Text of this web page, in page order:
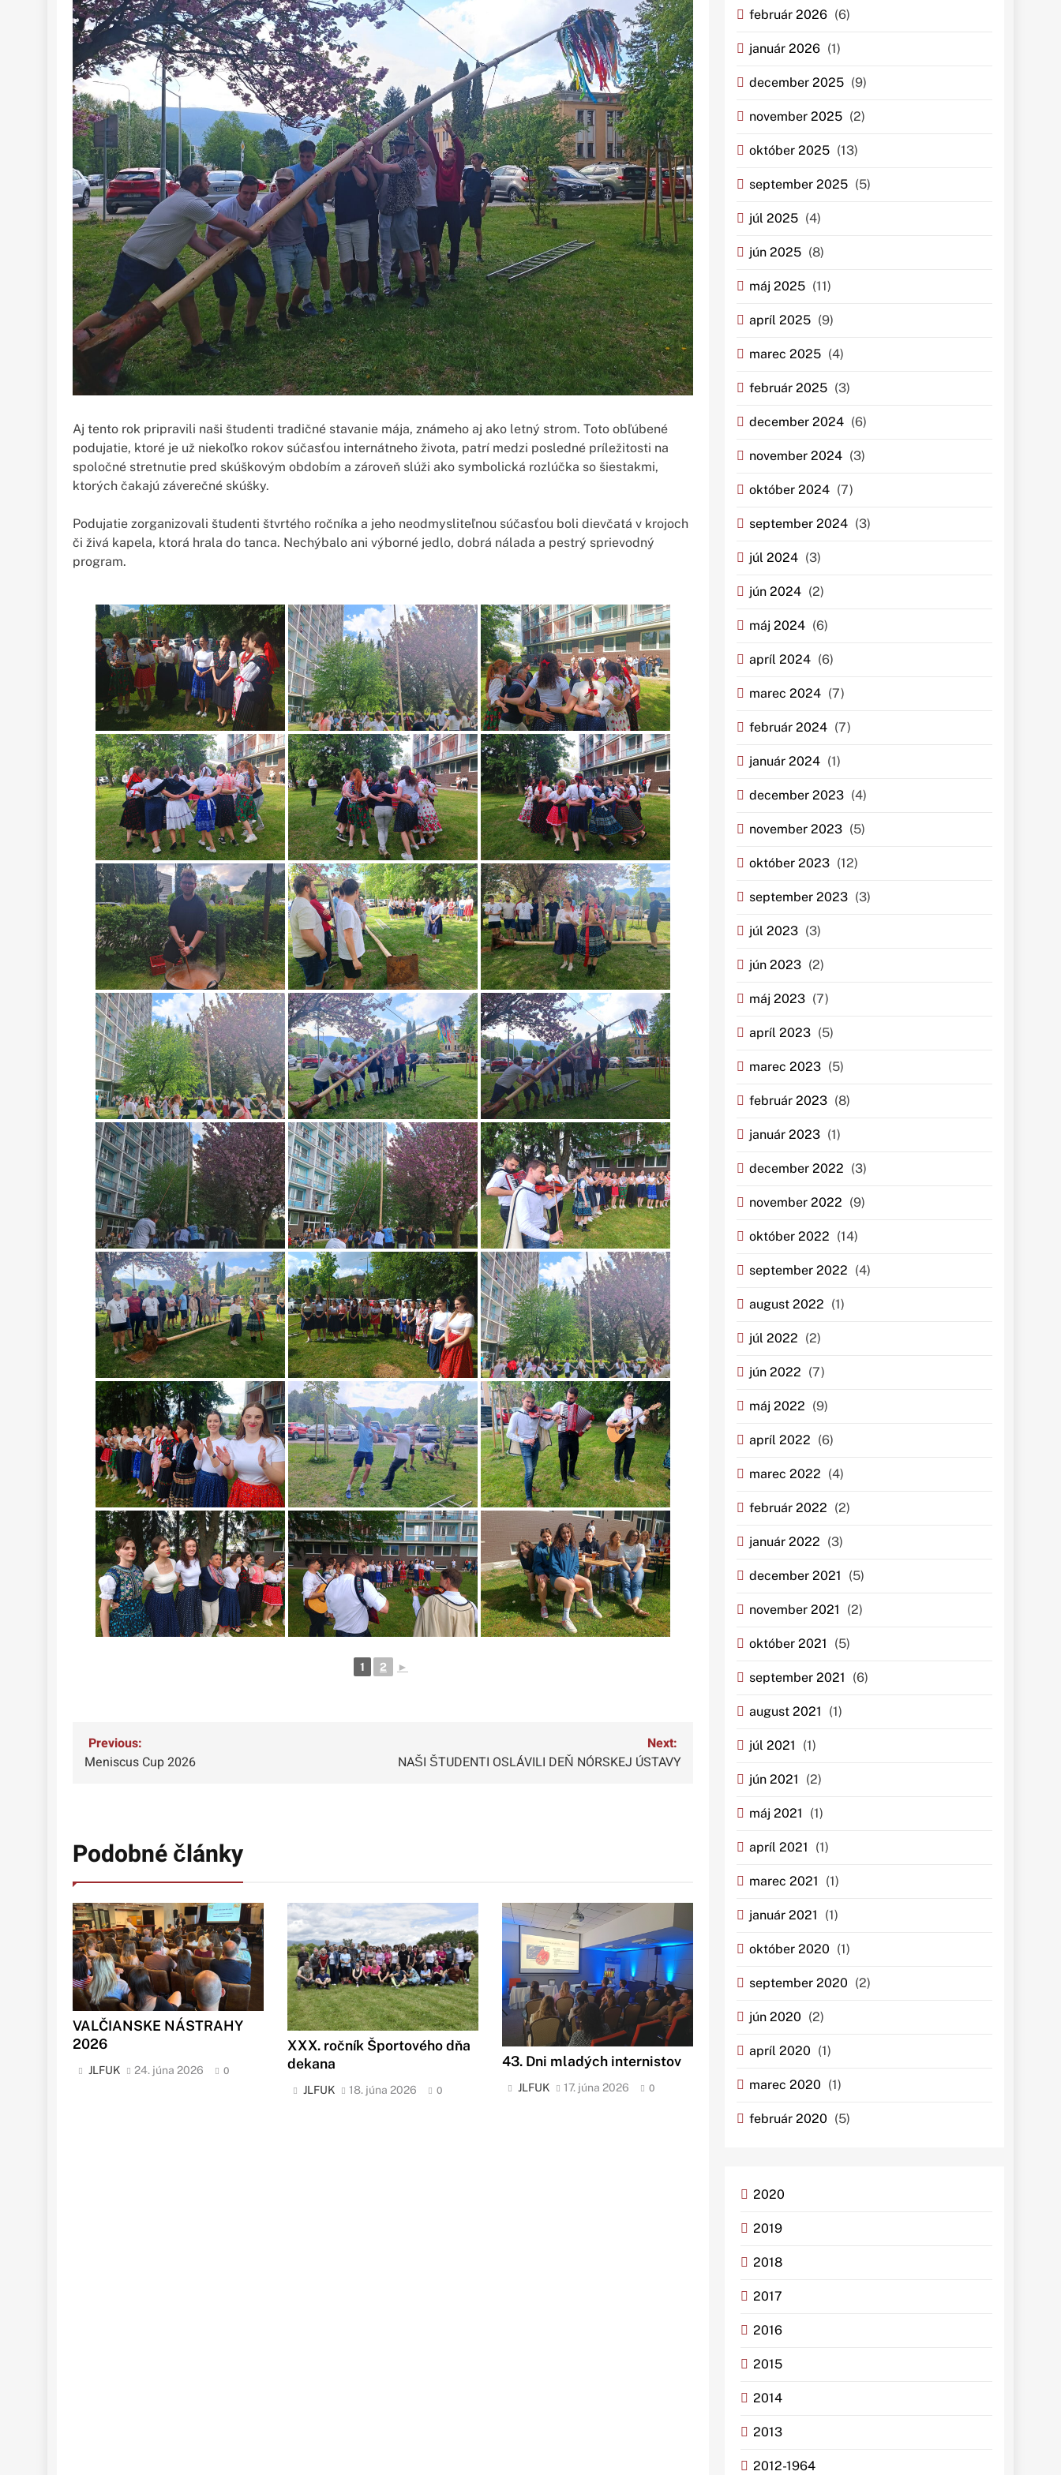
Aj tento rok pripravili naši študenti tradičné stavanie mája, známeho aj ako letný strom. Toto obľúbené
podujatie, ktoré je už niekoľko rokov súčasťou internátneho života, patrí medzi posledné príležitosti na
spoločné stretnutie pred skúškovým obdobím a zároveň slúži ako symbolická rozlúčka so šiestakmi,
ktorých čakajú záverečné skúšky.
Podujatie zorganizovali študenti štvrtého ročníka a jeho neodmysliteľnou súčasťou boli dievčatá v krojoch
či živá kapela, ktorá hrala do tanca. Nechýbalo ani výborné jedlo, dobrá nálada a pestrý sprievodný
program.
1 2 ►
Navigácia
v
Previous:
Meniscus Cup 2026
Next:
NAŠI ŠTUDENTI OSLÁVILI DEŇ NÓRSKEJ ÚSTAVY
Podobné články
VALČIANSKE NÁSTRAHY
2026
JLFUK 24. júna 2026 0
XXX. ročník Športového dňa
dekana
JLFUK 18. júna 2026 0
43. Dni mladých internistov
JLFUK 17. júna 2026 0
február 2026 (6)
január 2026 (1)
december 2025 (9)
november 2025 (2)
október 2025 (13)
september 2025 (5)
júl 2025 (4)
jún 2025 (8)
máj 2025 (11)
apríl 2025 (9)
marec 2025 (4)
február 2025 (3)
december 2024 (6)
november 2024 (3)
október 2024 (7)
september 2024 (3)
júl 2024 (3)
jún 2024 (2)
máj 2024 (6)
apríl 2024 (6)
marec 2024 (7)
február 2024 (7)
január 2024 (1)
december 2023 (4)
november 2023 (5)
október 2023 (12)
september 2023 (3)
júl 2023 (3)
jún 2023 (2)
máj 2023 (7)
apríl 2023 (5)
marec 2023 (5)
február 2023 (8)
január 2023 (1)
december 2022 (3)
november 2022 (9)
október 2022 (14)
september 2022 (4)
august 2022 (1)
júl 2022 (2)
jún 2022 (7)
máj 2022 (9)
apríl 2022 (6)
marec 2022 (4)
február 2022 (2)
január 2022 (3)
december 2021 (5)
november 2021 (2)
október 2021 (5)
september 2021 (6)
august 2021 (1)
júl 2021 (1)
jún 2021 (2)
máj 2021 (1)
apríl 2021 (1)
marec 2021 (1)
január 2021 (1)
október 2020 (1)
september 2020 (2)
jún 2020 (2)
apríl 2020 (1)
marec 2020 (1)
február 2020 (5)
2020
2019
2018
2017
2016
2015
2014
2013
2012-1964